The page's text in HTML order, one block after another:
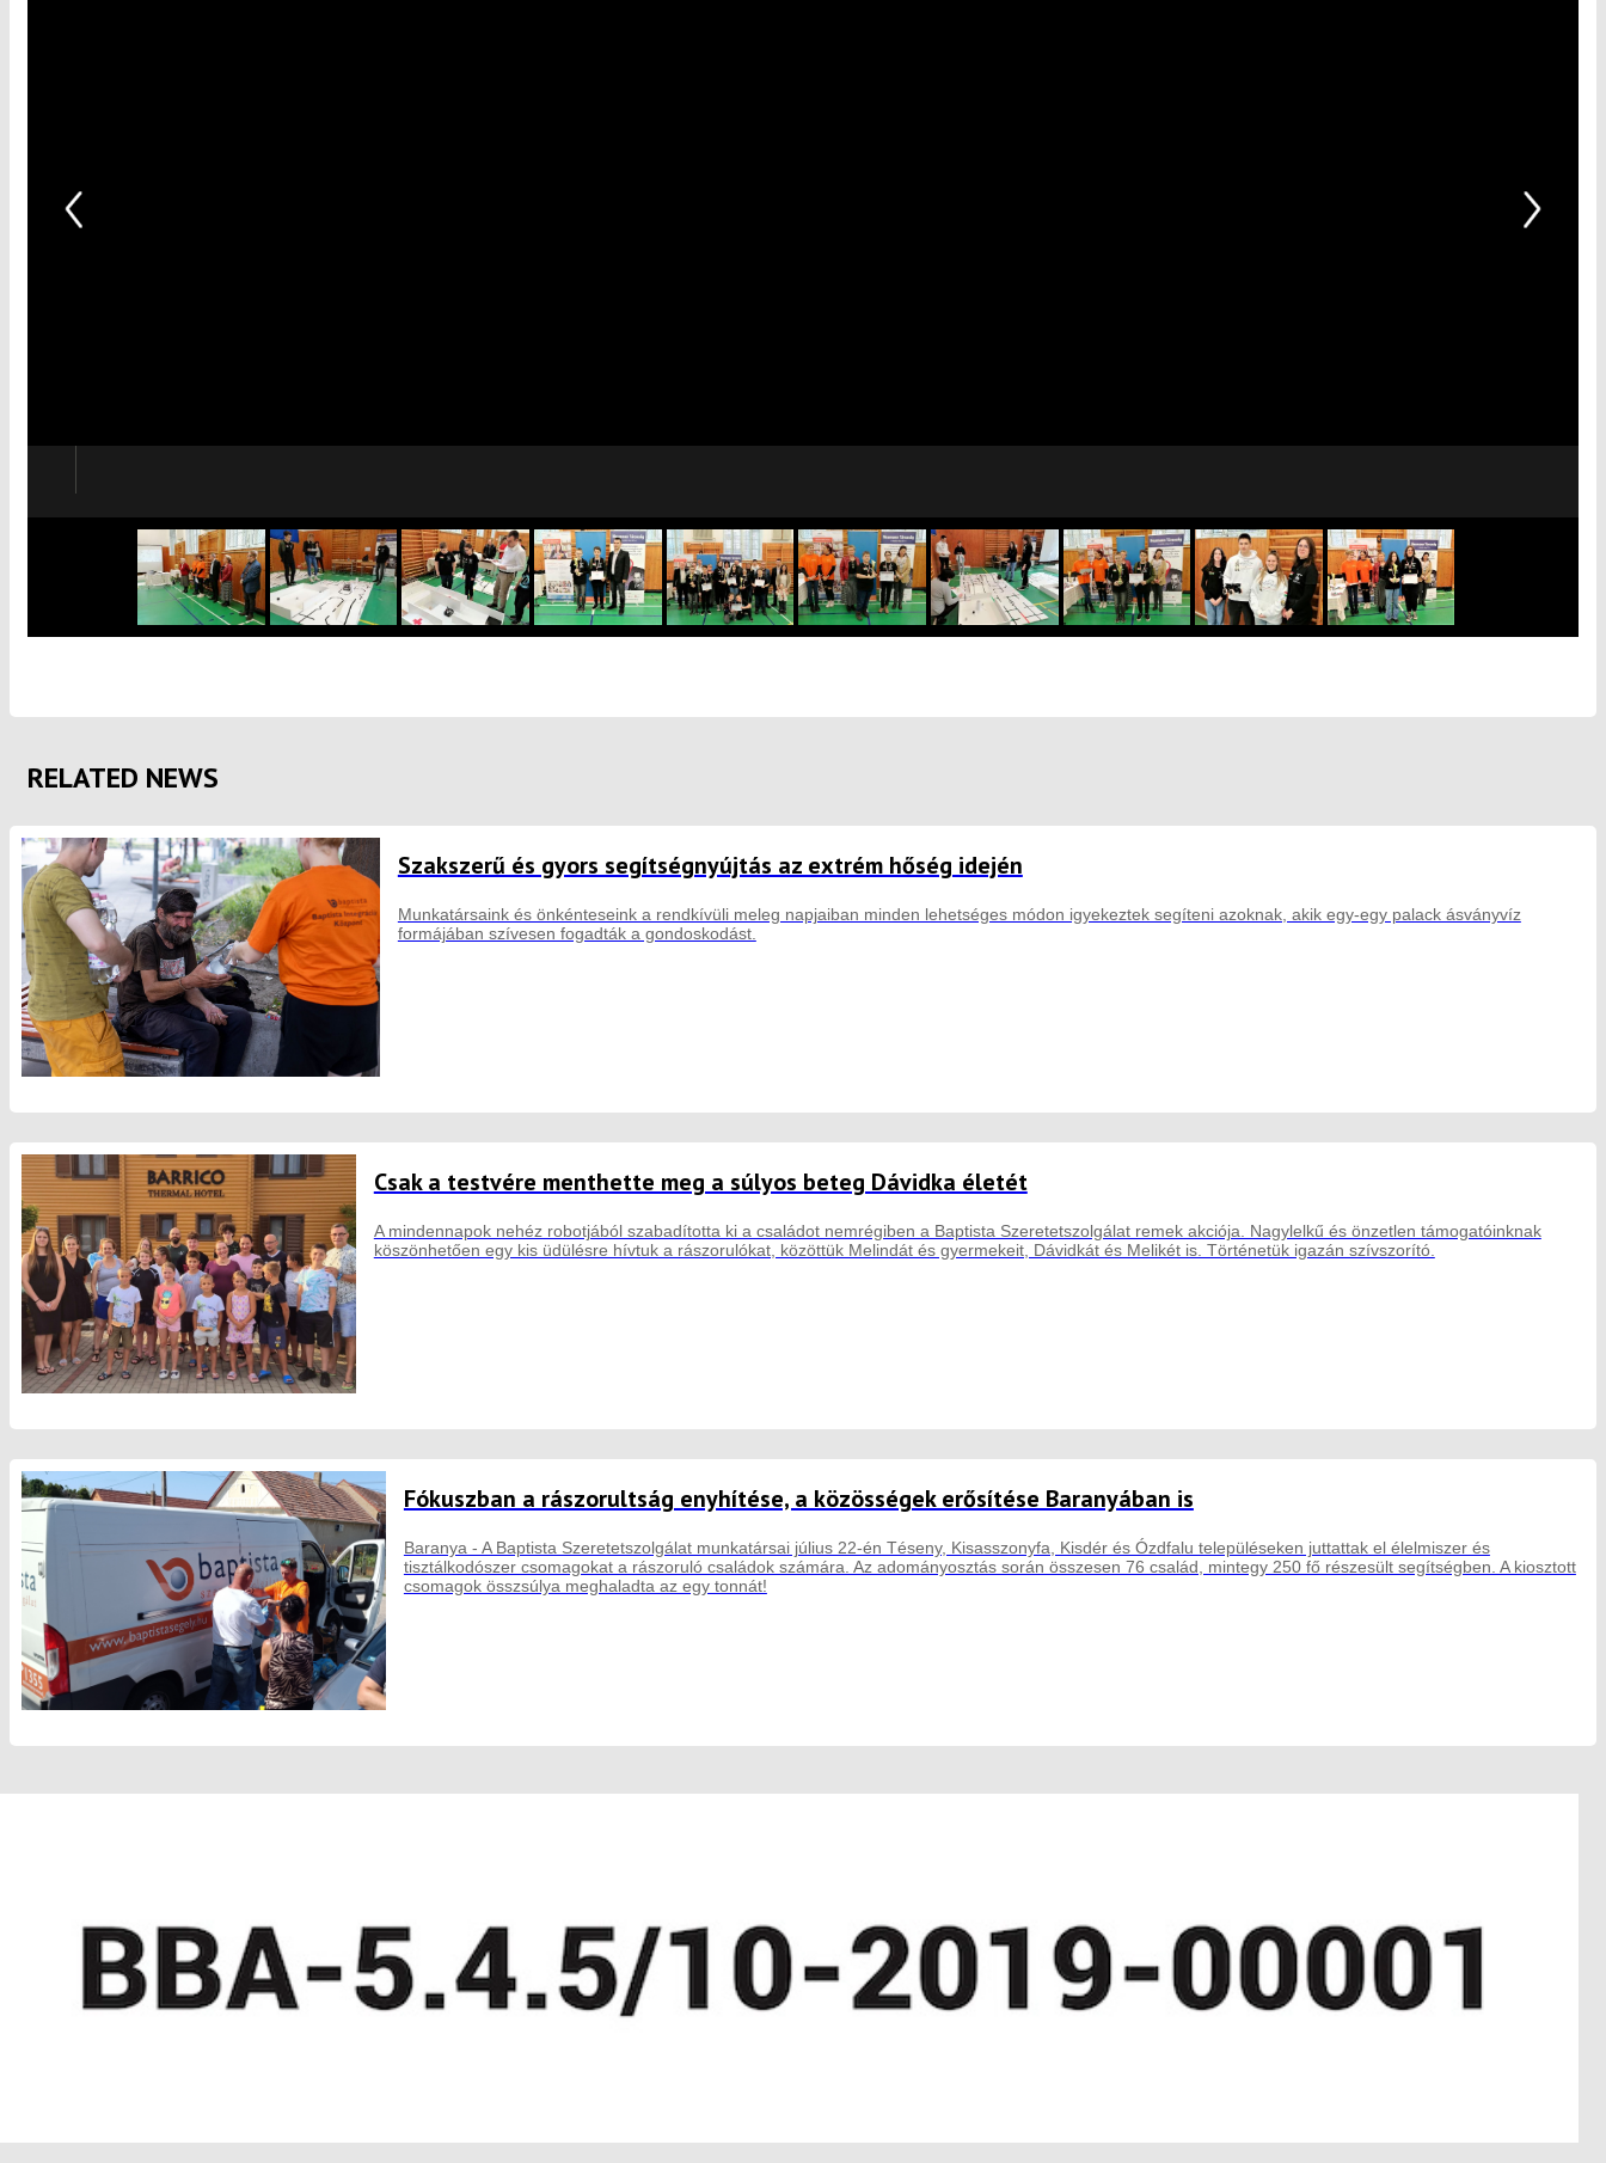
RELATED NEWS
Szakszerű és gyors segítségnyújtás az extrém hőség idején
Munkatársaink és önkénteseink a rendkívüli meleg napjaiban minden lehetséges módon igyekeztek segíteni azoknak, akik egy-egy palack ásványvíz
formájában szívesen fogadták a gondoskodást.
Csak a testvére menthette meg a súlyos beteg Dávidka életét
A mindennapok nehéz robotjából szabadította ki a családot nemrégiben a Baptista Szeretetszolgálat remek akciója. Nagylelkű és önzetlen támogatóinknak
köszönhetően egy kis üdülésre hívtuk a rászorulókat, közöttük Melindát és gyermekeit, Dávidkát és Melikét is. Történetük igazán szívszorító.
Fókuszban a rászorultság enyhítése, a közösségek erősítése Baranyában is
Baranya - A Baptista Szeretetszolgálat munkatársai július 22-én Téseny, Kisasszonyfa, Kisdér és Ózdfalu településeken juttattak el élelmiszer és
tisztálkodószer csomagokat a rászoruló családok számára. Az adományosztás során összesen 76 család, mintegy 250 fő részesült segítségben. A kiosztott
csomagok összsúlya meghaladta az egy tonnát!